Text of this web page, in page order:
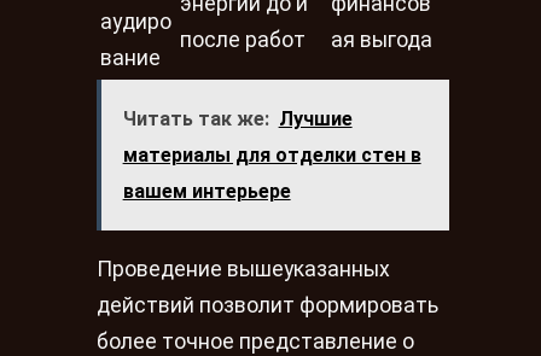
аудиро
вание
после работ
ая выгода
Читать так же: Лучшие
материалы для отделки стен в
вашем интерьере
Проведение вышеуказанных
действий позволит формировать
более точное представление о